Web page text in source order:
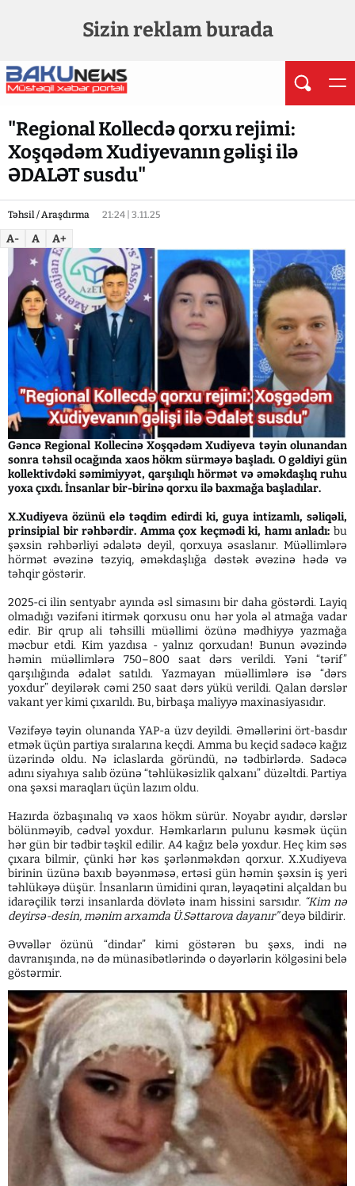
Sizin reklam burada
"Regional Kollecdə qorxu rejimi:
Xoşqədəm Xudiyevanın gəlişi ilə
ƏDALƏT susdu"
Təhsil / Araşdırma 21:24 | 3.11.25
A- A A+
Gəncə Regional Kollecinə Xoşqədəm Xudiyeva təyin olunandan
sonra təhsil ocağında xaos hökm sürməyə başladı. O gəldiyi gün
kollektivdəki səmimiyyət, qarşılıqlı hörmət və əməkdaşlıq ruhu
yoxa çıxdı. İnsanlar bir-birinə qorxu ilə baxmağa başladılar.
X.Xudiyeva özünü elə təqdim edirdi ki, guya intizamlı, səliqəli,
prinsipial bir rəhbərdir. Amma çox keçmədi ki, hamı anladı: bu
şəxsin rəhbərliyi ədalətə deyil, qorxuya əsaslanır. Müəllimlərə
hörmət əvəzinə təzyiq, əməkdaşlığa dəstək əvəzinə hədə və
təhqir göstərir.
2025-ci ilin sentyabr ayında əsl simasını bir daha göstərdi. Layiq
olmadığı vəzifəni itirmək qorxusu onu hər yola əl atmağa vadar
edir. Bir qrup ali təhsilli müəllimi özünə mədhiyyə yazmağa
məcbur etdi. Kim yazdısa - yalnız qorxudan! Bunun əvəzində
həmin müəllimlərə 750–800 saat dərs verildi. Yəni “tərif”
qarşılığında ədalət satıldı. Yazmayan müəllimlərə isə “dərs
yoxdur” deyilərək cəmi 250 saat dərs yükü verildi. Qalan dərslər
vakant yer kimi çıxarıldı. Bu, birbaşa maliyyə maxinasiyasıdır.
Vəzifəyə təyin olunanda YAP-a üzv deyildi. Əməllərini ört-basdır
etmək üçün partiya sıralarına keçdi. Amma bu keçid sadəcə kağız
üzərində oldu. Nə iclaslarda göründü, nə tədbirlərdə. Sadəcə
adını siyahıya salıb özünə “təhlükəsizlik qalxanı” düzəltdi. Partiya
ona şəxsi maraqları üçün lazım oldu.
Hazırda özbaşınalıq və xaos hökm sürür. Noyabr ayıdır, dərslər
bölünməyib, cədvəl yoxdur. Həmkarların pulunu kəsmək üçün
hər gün bir tədbir təşkil edilir. A4 kağız belə yoxdur. Heç kim səs
çıxara bilmir, çünki hər kəs şərlənməkdən qorxur. X.Xudiyeva
birinin üzünə baxıb bəyənməsə, ertəsi gün həmin şəxsin iş yeri
təhlükəyə düşür. İnsanların ümidini qıran, ləyaqətini alçaldan bu
idarəçilik tərzi insanlarda dövlətə inam hissini sarsıdır.“Kim nə
deyirsə-desin, mənim arxamda Ü.Səttarova dayanır”deyə bildirir.
Əvvəllər özünü “dindar” kimi göstərən bu şəxs, indi nə
davranışında, nə də münasibətlərində o dəyərlərin kölgəsini belə
göstərmir.